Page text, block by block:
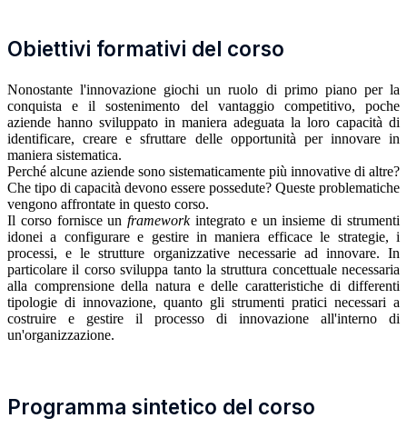
Obiettivi formativi del corso
Nonostante l'innovazione giochi un ruolo di primo piano per la
conquista e il sostenimento del vantaggio competitivo, poche
aziende hanno sviluppato in maniera adeguata la loro capacità di
identificare, creare e sfruttare delle opportunità per innovare in
maniera sistematica.
Perché alcune aziende sono sistematicamente più innovative di altre?
Che tipo di capacità devono essere possedute? Queste problematiche
vengono affrontate in questo corso.
Il corso fornisce unframeworkintegrato e un insieme di strumenti
idonei a configurare e gestire in maniera efficace le strategie, i
processi, e le strutture organizzative necessarie ad innovare. In
particolare il corso sviluppa tanto la struttura concettuale necessaria
alla comprensione della natura e delle caratteristiche di differenti
tipologie di innovazione, quanto gli strumenti pratici necessari a
costruire e gestire il processo di innovazione all'interno di
un'organizzazione.
Programma sintetico del corso